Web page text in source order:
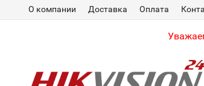
О компании Доставка Оплата